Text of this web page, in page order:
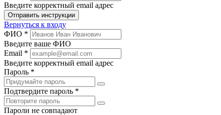
Введите корректный email адрес
Отправить инструкции
Вернуться к входу
ФИО *
Введите ваше ФИО
Email *
Введите корректный email адрес
Пароль *
Подтвердите пароль *
Пароли не совпадают